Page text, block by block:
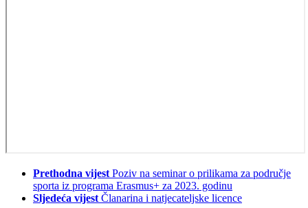
Prethodna vijest Poziv na seminar o prilikama za područje
sporta iz programa Erasmus+ za 2023. godinu
Sljedeća vijest Članarina i natjecateljske licence